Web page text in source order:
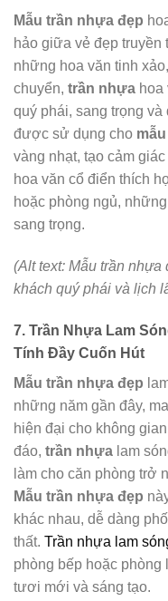
Mẫu trần nhựa đẹp
hảo giữa vẻ đẹp
những hoa văn tinh
chuyển, trần nhựa hoa
quý phái, sang trọng
được sử dụng cho
vàng nhạt, tạo cảm
hoa văn cổ điển thích
hoặc phòng ngủ,
sang trọng.
(Alt text: Mẫu trần
khách quý phái và lịch
7. Trần Nhựa Lam
Tính Đầy Cuốn Hút
Mẫu trần nhựa đẹp
những năm gần đây,
hiện đại cho không
đáo, trần nhựa lam
làm cho căn phòng trở
Mẫu trần nhựa đẹp
khác nhau, dễ dàng
thất. Trần nhựa lam
phòng bếp hoặc
tươi mới và sáng tạo.